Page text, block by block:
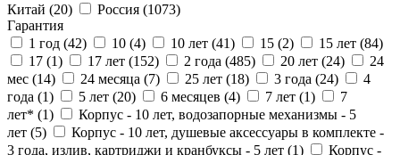
Китай (20) Россия (1073)
Гарантия
1 год (42) 10 (4) 10 лет (41) 15 (2) 15 лет (84)
17 (1) 17 лет (152) 2 года (485) 20 лет (24)
24
мес (14) 24 месяца (7) 25 лет (18) 3 года (24)
4
года (1) 5 лет (20) 6 месяцев (4) 7 лет (1)
7
лет* (1)
Корпус - 10 лет, водозапорные механизмы - 5
лет (5)
Корпус - 10 лет, душевые аксессуары в комплекте -
3 года, излив, картриджи и кранбуксы - 5 лет (1) Корпус -